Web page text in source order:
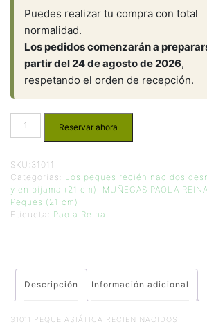
Puedes realizar tu compra con total
normalidad.
Los pedidos comenzarán a
partir del 24 de agosto de 2026,
respetando el orden de recepción.
Reservar ahora
SKU: 31011
Categorías: Los peques recién nacidos
y en pijama (21 cm)
MUÑECAS PAOLA REINA
Peques (21 cm)
Etiqueta: Paola Reina
Descripción Información adicional
31011 PEQUE ASIÁTICA RECIEN NACIDOS